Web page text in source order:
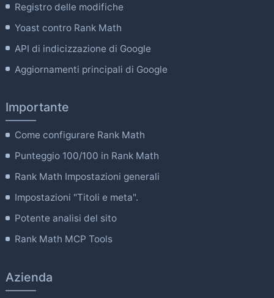
Registro delle modifiche
Yoast contro Rank Math
API di indicizzazione di Google
Aggiornamenti principali di Google
Importante
Come configurare Rank Math
Punteggio 100/100 in Rank Math
Rank Math Impostazioni generali
Impostazioni "Titoli e meta".
Potente analisi del sito
Rank Math MCP Tools
Azienda